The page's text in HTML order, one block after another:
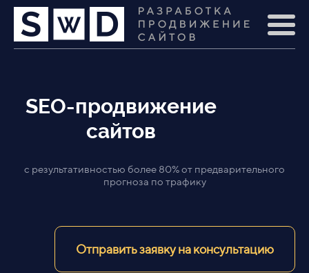
SEO-продвижение
сайтов
с результативностью более 80% от предварительного
прогноза по трафику
Отправить заявку на консультацию